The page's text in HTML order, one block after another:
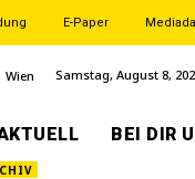
E-Paper
Wien Samstag, August 8,
BEI DIR